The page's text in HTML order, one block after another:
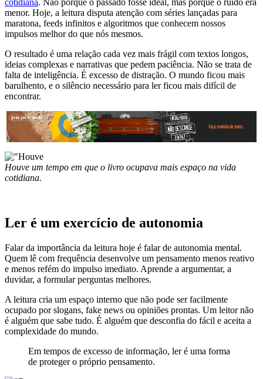
cotidiana. Não porque o passado fosse ideal, mas porque o ruído era
menor. Hoje, a leitura disputa atenção com séries lançadas para
maratona, feeds infinitos e algoritmos que conhecem nossos
impulsos melhor do que nós mesmos.
O resultado é uma relação cada vez mais frágil com textos longos,
ideias complexas e narrativas que pedem paciência. Não se trata de
falta de inteligência. É excesso de distração. O mundo ficou mais
barulhento, e o silêncio necessário para ler ficou mais difícil de
encontrar.
Houve um tempo em que o livro ocupava mais espaço na vida
cotidiana.
Ler é um exercício de autonomia
Falar da importância da leitura hoje é falar de autonomia mental.
Quem lê com frequência desenvolve um pensamento menos reativo
e menos refém do impulso imediato. Aprende a argumentar, a
duvidar, a formular perguntas melhores.
A leitura cria um espaço interno que não pode ser facilmente
ocupado por slogans, fake news ou opiniões prontas. Um leitor não
é alguém que sabe tudo. É alguém que desconfia do fácil e aceita a
complexidade do mundo.
Em tempos de excesso de informação, ler é uma forma
de proteger o próprio pensamento.